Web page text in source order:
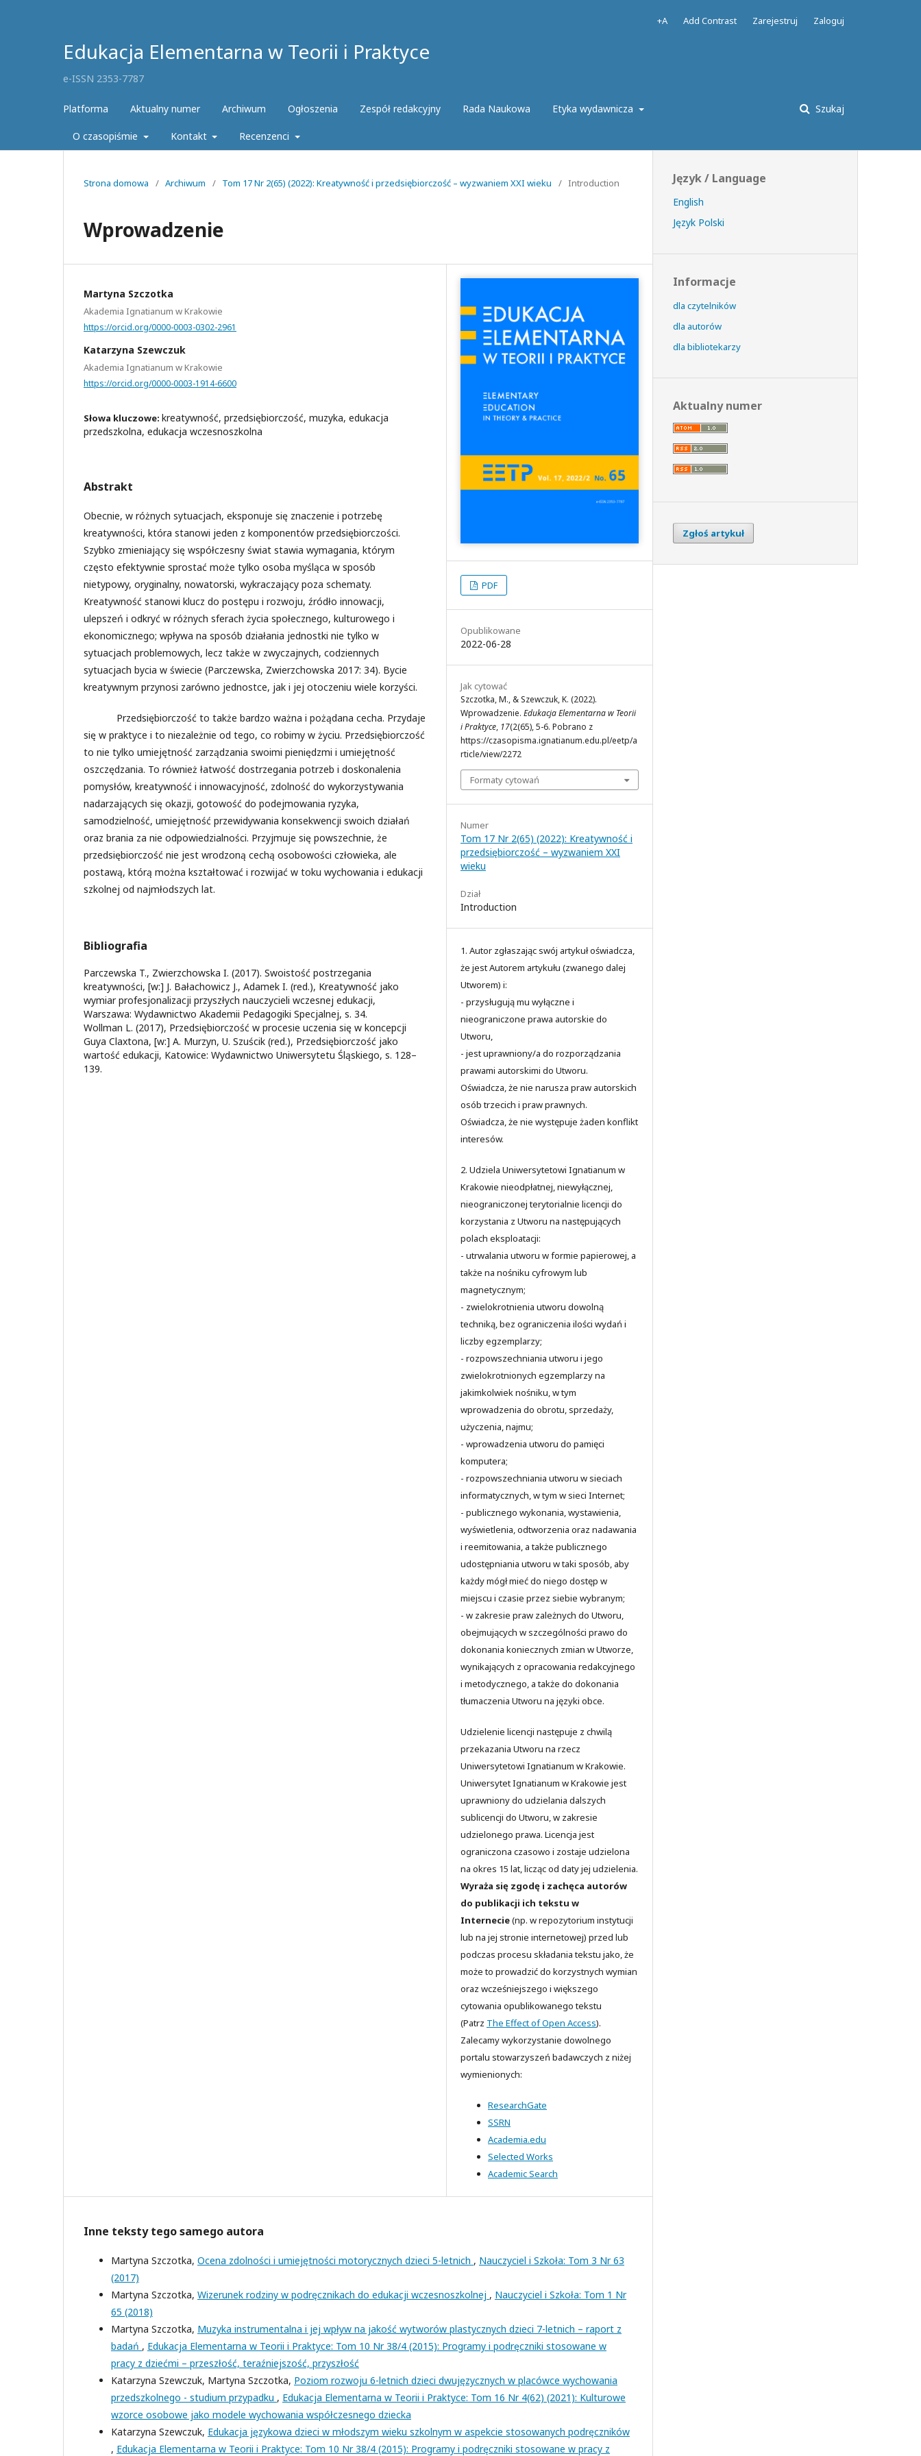
Edukacja Elementarna w Teorii i Praktyce
e-ISSN 2353-7787
Platforma Aktualny numer Archiwum Ogłoszenia Zespół redakcyjny Rada Naukowa Etyka wydawnicza
O czasopiśmie Kontakt Recenzenci
Szukaj
+A Add Contrast Zarejestruj Zaloguj
Strona domowa / Archiwum / Tom 17 Nr 2(65) (2022): Kreatywność i przedsiębiorczość – wyzwaniem XXI wieku / Introduction
Wprowadzenie
Martyna Szczotka
Akademia Ignatianum w Krakowie
https://orcid.org/0000-0003-0302-2961
Katarzyna Szewczuk
Akademia Ignatianum w Krakowie
https://orcid.org/0000-0003-1914-6600
Słowa kluczowe: kreatywność, przedsiębiorczość, muzyka, edukacja
przedszkolna, edukacja wczesnoszkolna
Abstrakt
Obecnie, w różnych sytuacjach, eksponuje się znaczenie i potrzebę
kreatywności, która stanowi jeden z komponentów przedsiębiorczości.
Szybko zmieniający się współczesny świat stawia wymagania, którym
często efektywnie sprostać może tylko osoba myśląca w sposób
nietypowy, oryginalny, nowatorski, wykraczający poza schematy.
Kreatywność stanowi klucz do postępu i rozwoju, źródło innowacji,
ulepszeń i odkryć w różnych sferach życia społecznego, kulturowego i
ekonomicznego; wpływa na sposób działania jednostki nie tylko w
sytuacjach problemowych, lecz także w zwyczajnych, codziennych
sytuacjach bycia w świecie (Parczewska, Zwierzchowska 2017: 34). Bycie
kreatywnym przynosi zarówno jednostce, jak i jej otoczeniu wiele korzyści.
Przedsiębiorczość to także bardzo ważna i pożądana cecha. Przydaje
się w praktyce i to niezależnie od tego, co robimy w życiu. Przedsiębiorczość
to nie tylko umiejętność zarządzania swoimi pieniędzmi i umiejętność
oszczędzania. To również łatwość dostrzegania potrzeb i doskonalenia
pomysłów, kreatywność i innowacyjność, zdolność do wykorzystywania
nadarzających się okazji, gotowość do podejmowania ryzyka,
samodzielność, umiejętność przewidywania konsekwencji swoich działań
oraz brania za nie odpowiedzialności. Przyjmuje się powszechnie, że
przedsiębiorczość nie jest wrodzoną cechą osobowości człowieka, ale
postawą, którą można kształtować i rozwijać w toku wychowania i edukacji
szkolnej od najmłodszych lat.
Bibliografia
Parczewska T., Zwierzchowska I. (2017). Swoistość postrzegania
kreatywności, [w:] J. Bałachowicz J., Adamek I. (red.), Kreatywność jako
wymiar profesjonalizacji przyszłych nauczycieli wczesnej edukacji,
Warszawa: Wydawnictwo Akademii Pedagogiki Specjalnej, s. 34.
Wollman L. (2017), Przedsiębiorczość w procesie uczenia się w koncepcji
Guya Claxtona, [w:] A. Murzyn, U. Szuścik (red.), Przedsiębiorczość jako
wartość edukacji, Katowice: Wydawnictwo Uniwersytetu Śląskiego, s. 128–
139.
PDF
Opublikowane
2022-06-28
Jak cytować
Szczotka, M., & Szewczuk, K. (2022).
Wprowadzenie. Edukacja Elementarna w Teorii
i Praktyce, 17(2(65), 5-6. Pobrano z
https://czasopisma.ignatianum.edu.pl/eetp/a
rticle/view/2272
Formaty cytowań
Numer
Tom 17 Nr 2(65) (2022): Kreatywność i
przedsiębiorczość – wyzwaniem XXI
wieku
Dział
Introduction
1. Autor zgłaszając swój artykuł oświadcza,
że jest Autorem artykułu (zwanego dalej
Utworem) i:
- przysługują mu wyłączne i
nieograniczone prawa autorskie do
Utworu,
- jest uprawniony/a do rozporządzania
prawami autorskimi do Utworu.
Oświadcza, że nie narusza praw autorskich
osób trzecich i praw prawnych.
Oświadcza, że nie występuje żaden konflikt
interesów.
2. Udziela Uniwersytetowi Ignatianum w
Krakowie nieodpłatnej, niewyłącznej,
nieograniczonej terytorialnie licencji do
korzystania z Utworu na następujących
polach eksploatacji:
- utrwalania utworu w formie papierowej, a
także na nośniku cyfrowym lub
magnetycznym;
- zwielokrotnienia utworu dowolną
techniką, bez ograniczenia ilości wydań i
liczby egzemplarzy;
- rozpowszechniania utworu i jego
zwielokrotnionych egzemplarzy na
jakimkolwiek nośniku, w tym
wprowadzenia do obrotu, sprzedaży,
użyczenia, najmu;
- wprowadzenia utworu do pamięci
komputera;
- rozpowszechniania utworu w sieciach
informatycznych, w tym w sieci Internet;
- publicznego wykonania, wystawienia,
wyświetlenia, odtworzenia oraz nadawania
i reemitowania, a także publicznego
udostępniania utworu w taki sposób, aby
każdy mógł mieć do niego dostęp w
miejscu i czasie przez siebie wybranym;
- w zakresie praw zależnych do Utworu,
obejmujących w szczególności prawo do
dokonania koniecznych zmian w Utworze,
wynikających z opracowania redakcyjnego
i metodycznego, a także do dokonania
tłumaczenia Utworu na języki obce.
Udzielenie licencji następuje z chwilą
przekazania Utworu na rzecz
Uniwersytetowi Ignatianum w Krakowie.
Uniwersytet Ignatianum w Krakowie jest
uprawniony do udzielania dalszych
sublicencji do Utworu, w zakresie
udzielonego prawa. Licencja jest
ograniczona czasowo i zostaje udzielona
na okres 15 lat, licząc od daty jej udzielenia.
Wyraża się zgodę i zachęca autorów
do publikacji ich tekstu w
Internecie(np. w repozytorium instytucji
lub na jej stronie internetowej) przed lub
podczas procesu składania tekstu jako, że
może to prowadzić do korzystnych wymian
oraz wcześniejszego i większego
cytowania opublikowanego tekstu
(Patrz The Effect of Open Access).
Zalecamy wykorzystanie dowolnego
portalu stowarzyszeń badawczych z niżej
wymienionych:
ResearchGate
SSRN
Academia.edu
Selected Works
Academic Search
Inne teksty tego samego autora
Martyna Szczotka, Ocena zdolności i umiejętności motorycznych dzieci 5-letnich , Nauczyciel i Szkoła: Tom 3 Nr 63
(2017)
Martyna Szczotka, Wizerunek rodziny w podręcznikach do edukacji wczesnoszkolnej , Nauczyciel i Szkoła: Tom 1 Nr
65 (2018)
Martyna Szczotka, Muzyka instrumentalna i jej wpływ na jakość wytworów plastycznych dzieci 7-letnich – raport z
badań , Edukacja Elementarna w Teorii i Praktyce: Tom 10 Nr 38/4 (2015): Programy i podręczniki stosowane w
pracy z dziećmi – przeszłość, teraźniejszość, przyszłość
Katarzyna Szewczuk, Martyna Szczotka, Poziom rozwoju 6-letnich dzieci dwujęzycznych w placówce wychowania
przedszkolnego - studium przypadku , Edukacja Elementarna w Teorii i Praktyce: Tom 16 Nr 4(62) (2021): Kulturowe
wzorce osobowe jako modele wychowania współczesnego dziecka
Katarzyna Szewczuk, Edukacja językowa dzieci w młodszym wieku szkolnym w aspekcie stosowanych podręczników
, Edukacja Elementarna w Teorii i Praktyce: Tom 10 Nr 38/4 (2015): Programy i podręczniki stosowane w pracy z
Język / Language
English
Język Polski
Informacje
dla czytelników
dla autorów
dla bibliotekarzy
Aktualny numer
Zgłoś artykuł